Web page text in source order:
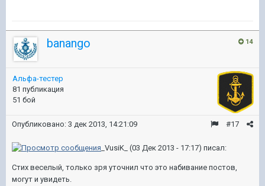
14
banango
Альфа-тестер
81 публикация
51 бой
#17
Опубликовано: 3 дек 2013, 14:21:09
_VusiK_ (03 Дек 2013 - 17:17) писал:
Стих веселый, только зря уточнил что это набивание постов,
могут и увидеть.